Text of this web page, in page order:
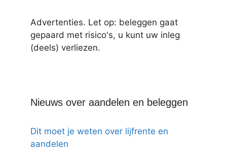
Advertenties. Let op: beleggen gaat
gepaard met risico's, u kunt uw inleg
(deels) verliezen.
Nieuws over aandelen en beleggen
Dit moet je weten over lijfrente en
aandelen